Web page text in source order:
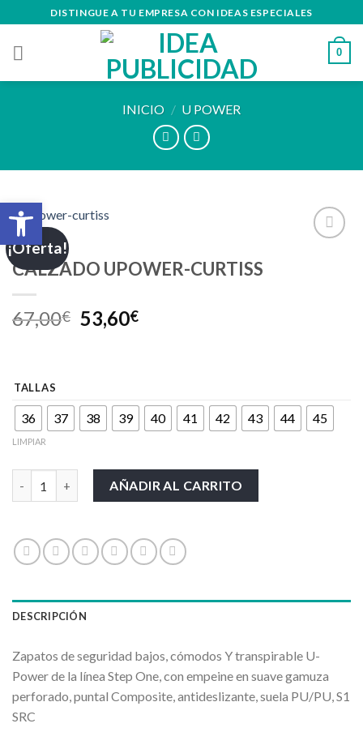
to
content
DISTINGUE A TU EMPRESA CON IDEAS ESPECIALES
0
INICIO / U POWER
¡Oferta!
CALZADO UPOWER-CURTISS
67,00€ 53,60€
TALLAS
36 37 38 39 40 41 42 43 44 45
LIMPIAR
CALZADO UPOWER-CURTISS cantidad
AÑADIR AL CARRITO
DESCRIPCIÓN
Zapatos de seguridad bajos, cómodos Y transpirable U-
Power de la línea Step One, con empeine en suave gamuza
perforado, puntal Composite, antideslizante, suela PU/PU, S1
SRC
Abrir barra de herramientas